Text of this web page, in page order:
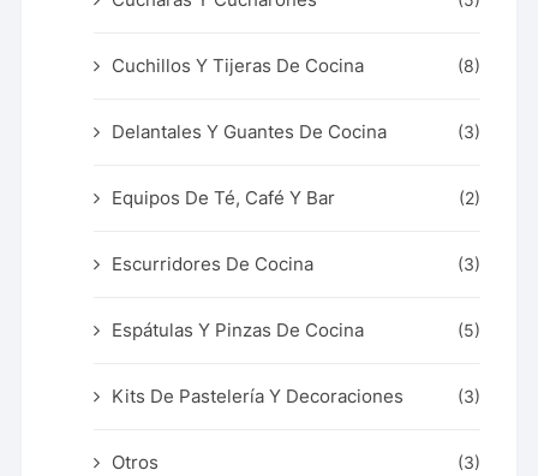
Cuchillos Y Tijeras De Cocina (8)
Delantales Y Guantes De Cocina (3)
Equipos De Té, Café Y Bar (2)
Escurridores De Cocina (3)
Espátulas Y Pinzas De Cocina (5)
Kits De Pastelería Y Decoraciones (3)
Otros (3)